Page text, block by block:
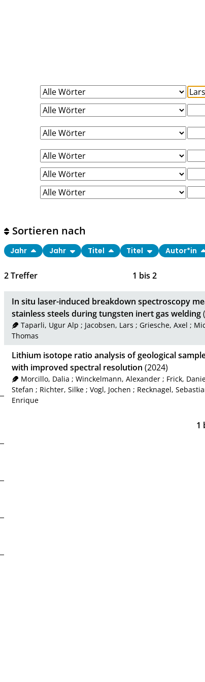
2Treffer 1 bis 2
Sortieren nach
Jahr Jahr Titel Titel Autor*in
In situ laser-induced breakdown spectroscopy
stainless steels during tungsten inert gas welding
Taparli, Ugur Alp ; Jacobsen, Lars ; Griesche, Axel ;
Thomas
Lithium isotope ratio analysis of geological
with improved spectral resolution (2024)
Morcillo, Dalia ;Winckelmann, Alexander ; Frick,
Stefan ; Richter, Silke; Vogl, Jochen ; Recknagel,
Enrique
1